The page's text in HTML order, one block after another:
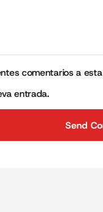
comentarios a
entrada.
Send